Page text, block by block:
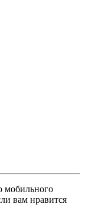
мобильного
вам нравится